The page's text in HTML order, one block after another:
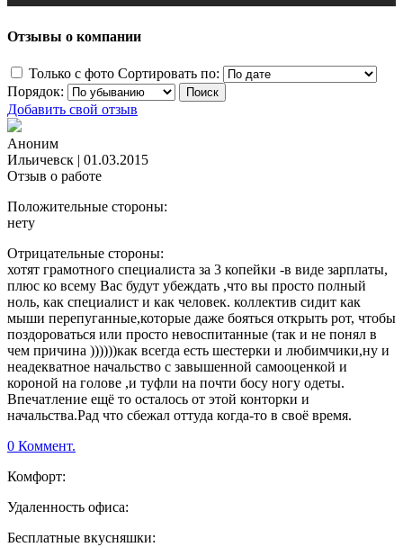
Отзывы о компании
Только с фото Сортировать по:
Порядок:
Добавить свой отзыв
Аноним
Ильичевск | 01.03.2015
Отзыв о работе
Положительные стороны:
нету
Отрицательные стороны:
хотят грамотного специалиста за 3 копейки -в виде зарплаты,
плюс ко всему Вас будут убеждать ,что вы просто полный
ноль, как специалист и как человек. коллектив сидит как
мыши перепуганные,которые даже бояться открыть рот, чтобы
поздороваться или просто невоспитанные (так и не понял в
чем причина ))))))как всегда есть шестерки и любимчики,ну и
неадекватное начальство с завышенной самооценкой и
короной на голове ,и туфли на почти босу ногу одеты.
Впечатление ещё то осталось от этой конторки и
начальства.Рад что сбежал оттуда когда-то в своё время.
0 Коммент.
Комфорт:
Удаленность офиса:
Бесплатные вкусняшки: